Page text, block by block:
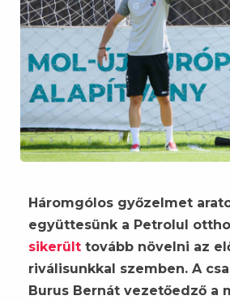
Háromgólos győzelmet
együttesünk a Petrolul
sikerült tovább növelni az
riválisunkkal szemben. A
Burus Bernát vezetőedző a